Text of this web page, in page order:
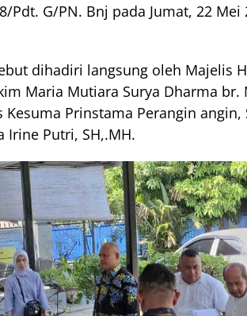
Pdt. G/PN. Bnj pada Jumat, 22
dihadiri langsung oleh Majelis
Maria Mutiara Surya Dharma br.
Kesuma Prinstama Perangin angin,
Irine Putri, SH,.MH.